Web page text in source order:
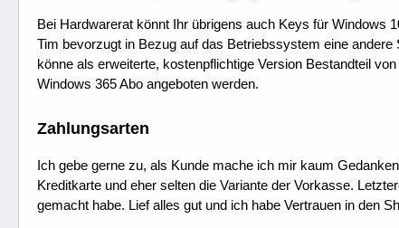
Bei Hardwarerat könnt Ihr übrigens auch Keys für Windows
Tim bevorzugt in Bezug auf das Betriebssystem eine
könne als erweiterte, kostenpflichtige Version Bestandteil
Windows 365 Abo angeboten werden.
Zahlungsarten
Ich gebe gerne zu, als Kunde mache ich mir kaum
Kreditkarte und eher selten die Variante der Vorkasse.
gemacht habe. Lief alles gut und ich habe Vertrauen in den